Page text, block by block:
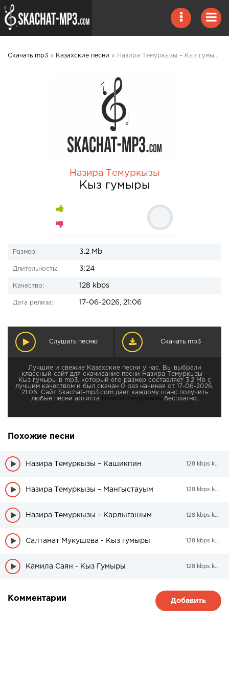
Скачать mp3 » Казахские песни » Назира Темуркызы – Кыз гумыры mp3 скачать
Назира Темуркызы
Кыз гумыры
Размер: 3.2 Mb
Длительность: 3:24
Качество: 128 kbps
Дата релиза: 17-06-2026, 21:06
Слушать песню Скачать mp3
Лучшие и свежие Казахские песни у нас. Вы выбрали
классный сайт для скачивание песни Назира Темуркызы –
Кыз гумыры в mp3, который его размер составляет 3.2 Mb с
лучшим качеством и был скачан 0 раз начиная от 17-06-2026,
21:06. Сайт Skachat-mp3.com дает каждому шанс получить
любые песни артиста
Назира Темуркызы бесплатно.
Похожие песни
Назира Темуркызы – Кашикпин 128 kbps kbps
Назира Темуркызы – Мангыстауым 128 kbps kbps
Назира Темуркызы – Карлыгашым 128 kbps kbps
Салтанат Мукушева - Кыз гумыры 128 kbps kbps
Камила Саян - Кыз Гумыры 128 kbps kbps
Комментарии Добавить